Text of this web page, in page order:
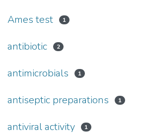
Ames test 1
antibiotic 2
antimicrobials 1
antiseptic preparations 1
antiviral activity 1